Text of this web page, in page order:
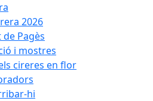
2026
Pagès
i mostres
cireres en flor
hi